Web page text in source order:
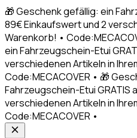
🎁 Geschenk gefällig: ein
89€ Einkaufswert und 2
Warenkorb! •
ein Fahrzeugschein-Etui
verschiedenen Artikeln in
Code:MECACOVER • 🎁
Fahrzeugschein-Etui GRATIS
verschiedenen Artikeln in
Code:MECACOVER •